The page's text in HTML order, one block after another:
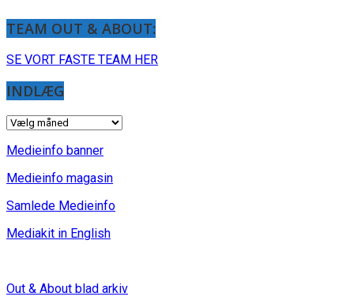
TEAM OUT & ABOUT:
SE VORT FASTE TEAM HER
INDLÆG
INDLÆG
Medieinfo banner
Medieinfo magasin
Samlede Medieinfo
Mediakit in English
Out & About blad arkiv